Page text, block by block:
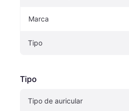
Marca
Tipo
Tipo
Tipo de auricular